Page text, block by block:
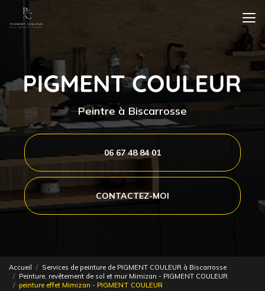
contenu
Peintre à Biscarrosse
06 67 48 84 01
CONTACTEZ-MOI
Accueil
Services de peinture de PIGMENT COULEUR à Biscarrosse
Peinture, revêtement de sol et mur Mimizan - PIGMENT COULEUR
peinture effet Mimizan - PIGMENT COULEUR